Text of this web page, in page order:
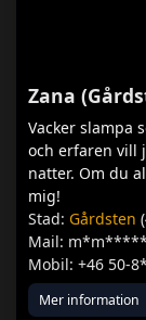
Zana
Vacker slampa
och erfaren vill
natter. Om du
mig!
Stad: Gårdsten
Mail:
Mobil: +46 50-
Mer information